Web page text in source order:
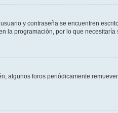
y contraseña se encuentren
la programación, por lo que necesitaría
algunos foros periódicamente